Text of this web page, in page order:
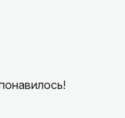
точки
города, его
в старые